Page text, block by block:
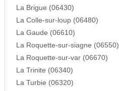
La Brigue (06430)
La Colle-sur-loup (06480)
La Gaude (06610)
La Roquette-sur-siagne (06550)
La Roquette-sur-var (06670)
La Trinite (06340)
La Turbie (06320)